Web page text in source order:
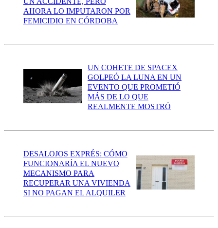
AHORA LO IMPUTARON POR
FEMICIDIO EN CÓRDOBA
UN COHETE DE SPACEX
GOLPEÓ LA LUNA EN UN
EVENTO QUE PROMETIÓ
MÁS DE LO QUE
REALMENTE MOSTRÓ
DESALOJOS EXPRÉS: CÓMO
FUNCIONARÍA EL NUEVO
MECANISMO PARA
RECUPERAR UNA VIVIENDA
SI NO PAGAN EL ALQUILER